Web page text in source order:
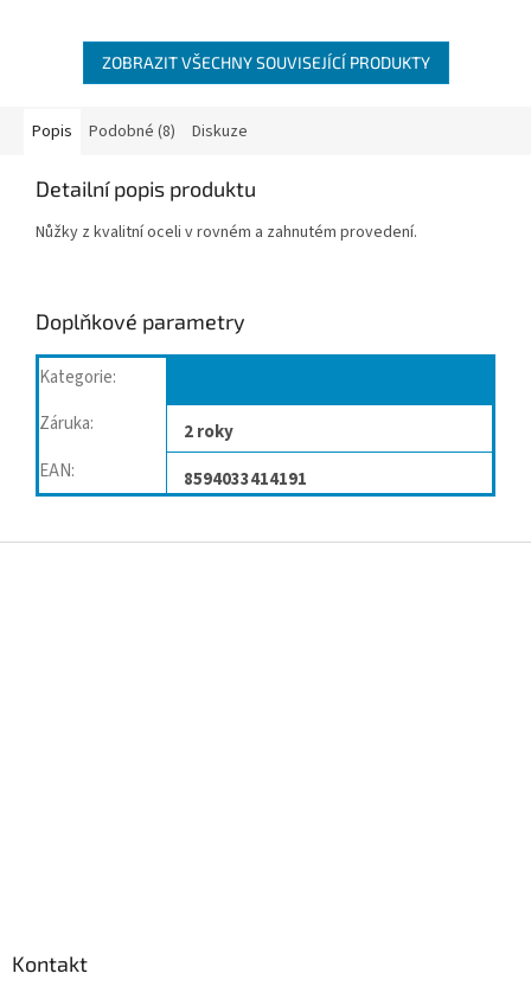
ZOBRAZIT VŠECHNY SOUVISEJÍCÍ PRODUKTY
Popis Podobné (8) Diskuze
Detailní popis produktu
Nůžky z kvalitní oceli v rovném a zahnutém provedení.
Doplňkové parametry
Kategorie:
Záruka:
2 roky
EAN: 8594033414191
Kontakt